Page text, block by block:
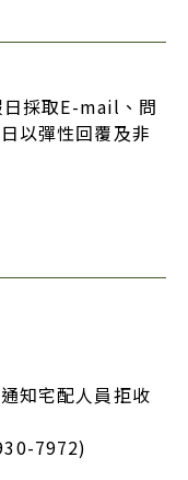
採取E-mail、問
以彈性回覆及非
知宅配人員拒收
7972)